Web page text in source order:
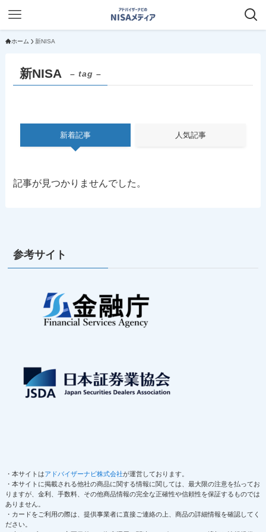
ホーム 新NISA
新NISA – tag –
新着記事 人気記事
記事が見つかりませんでした。
参考サイト
・本サイトはアドバイザーナビ株式会社が運営しております。
・本サイトに掲載される他社の商品に関する情報に関しては、最大限の注意を払ってお
りますが、金利、手数料、その他商品情報の完全な正確性や信頼性を保証するものでは
ありません。
・カードをご利用の際は、提供事業者に直接ご連絡の上、商品の詳細情報を確認してく
ださい。